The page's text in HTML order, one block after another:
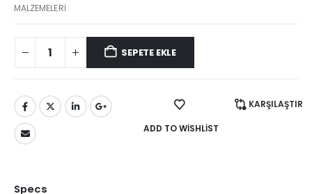
MALZEMELERI
SEPETE EKLE
ADD TO WISHLIST
KARŞILAŞTIR
Specs